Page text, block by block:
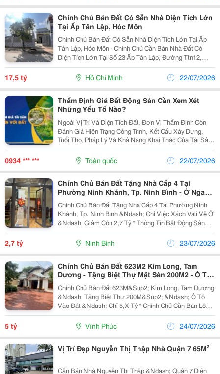
Chính Chủ Bán Đất Có Sẵn Nhà Diện Tích Lớn
Tại Ấp Tân Lập, Hóc Môn
Chính Chủ Bán Đất Có Sẵn Nhà Diện Tích Lớn Tại Ấp
Tân Lập, Hóc Môn - Chính Chủ Cần Bán Nhà Đất Có
Diện Tích Lớn Tại Số 23 Ấp Tân Lập, Đường Ttn12,
Huyện Hóc Môn (Đối Diện Nhà Số 50 Đường Ttn12).-
Bất Động Sản Phù Hợp Để Ở Lâu Dài, Đầu Tư Giữ Tài...
17,5 tỷ Hồ Chí Minh 22/07/2026
Thẩm Định Giá Bất Động Sản Cần Xem Xét
Những Yếu Tố Nào?
Ngoài Vị Trí Và Diện Tích Đất, Đơn Vị Thẩm Định Còn
Đánh Giá Hiện Trạng Công Trình, Kết Cấu Xây Dựng,
Tuổi Thọ, Pháp Lý Và Khả Năng Khai Thác Của Tài Sản.
Đây Là Những Yếu Tố Quan Trọng Để Xác Định Giá Trị
Thị Trường. Tham Khảo Thêm Tại:...
0934 *** *** Toàn quốc 22/07/2026
Chính Chủ Bán Đất Tặng Nhà Cấp 4 Tại
Phường Ninh Khánh, Tp. Ninh Bình - Ở Ngay -
Giảm Còn 2,7 Tỷ
Chính Chủ Bán Đất Tặng Nhà Cấp 4 Tại Phường Ninh
Khánh, Tp. Ninh Bình &Ndash; Chỉ Việc Xách Vali Về Ở
&Ndash; Giảm Còn 2,7 Tỷ * Thông Tin Bất Động Sản
Địa Chỉ: Số 18, Ngách 08, Ngõ 261 Đường Trần Hưng
Đạo, Phường Ninh Khánh, Tp. Ninh Bình. Diện...
2,7 tỷ Ninh Bình 23/07/2026
Chính Chủ Bán Đất 623M2 Kim Long, Tam
Dương - Tặng Biệt Thự Mặt Sàn 200M2 - Ô Tô
Vào Đất - Chỉ 5,X Tỷ
Chính Chủ Bán Đất 623M&Sup2; Kim Long, Tam Dương
&Ndash; Tặng Biệt Thự 200M&Sup2; &Ndash; Ô Tô
Vào Đất &Ndash; Chỉ 5,X Tỷ * Chính Chủ Cần Bán Lô
Đất Đẹp Tại Kim Long, Tam Dương (Địa Chỉ Cũ), Tặng
Kèm Biệt Thự Mặt Sàn Khoảng 200M&Sup2;. Bất Động
5 tỷ Vĩnh Phúc 24/07/2026
Vị Trí Đẹp Nguyễn Thị Thập Nhà Quận 7 65M²
Cần Bán Nhà Nguyễn Thị Thập &Ndash; Quận 7 Diện